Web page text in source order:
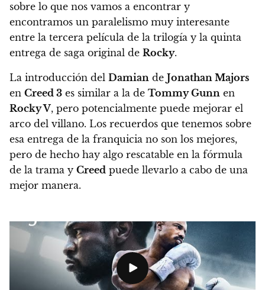
sobre lo que nos vamos a encontrar y
encontramos un paralelismo muy interesante
entre la tercera película de la trilogía y la quinta
entrega de saga original de Rocky.
La introducción del Damian de Jonathan Majors
en Creed 3 es similar a la de Tommy Gunn en
Rocky V, pero potencialmente puede mejorar el
arco del villano. Los recuerdos que tenemos sobre
esa entrega de la franquicia no son los mejores,
pero de hecho hay algo rescatable en la fórmula
de la trama y Creed puede llevarlo a cabo de una
mejor manera.